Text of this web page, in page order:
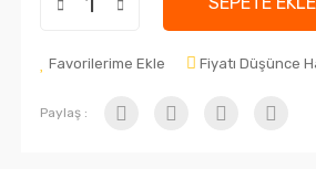
Favorilerime Ekle Fiyatı Düşünce
Paylaş :